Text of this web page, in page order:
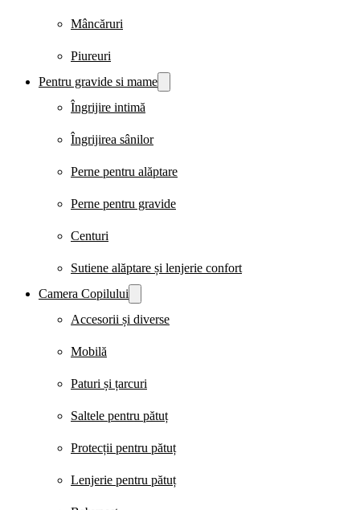
Mâncăruri
Piureuri
Pentru gravide si mame
Îngrijire intimă
Îngrijirea sânilor
Perne pentru alăptare
Perne pentru gravide
Centuri
Sutiene alăptare și lenjerie confort
Camera Copilului
Accesorii și diverse
Mobilă
Paturi și țarcuri
Saltele pentru pătuț
Protecții pentru pătuț
Lenjerie pentru pătuț